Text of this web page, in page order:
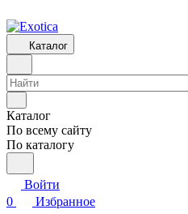
Каталог
Каталог
По всему сайту
По каталогу
Войти
0
Избранное